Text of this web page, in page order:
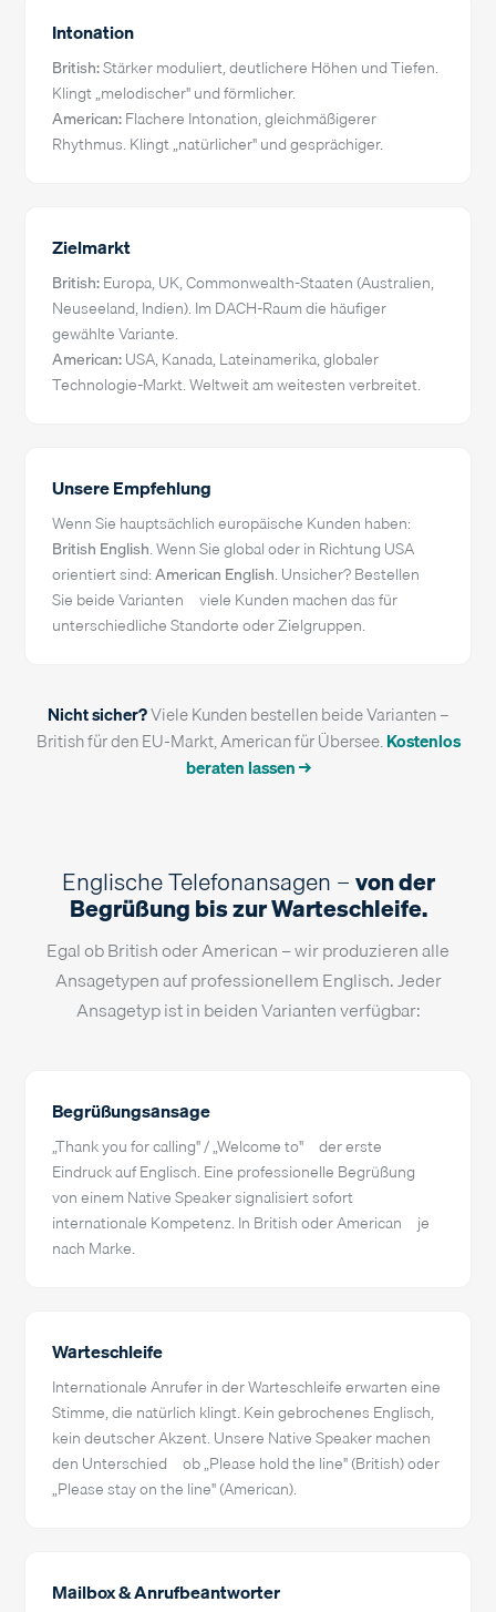
Intonation
British:Stärker moduliert, deutlichere Höhen und Tiefen.
Klingt „melodischer" und förmlicher.
American:Flachere Intonation, gleichmäßigerer
Rhythmus. Klingt „natürlicher" und gesprächiger.
Zielmarkt
British:Europa, UK, Commonwealth-Staaten (Australien,
Neuseeland, Indien). Im DACH-Raum die häufiger
gewählte Variante.
American:USA, Kanada, Lateinamerika, globaler
Technologie-Markt. Weltweit am weitesten verbreitet.
Unsere Empfehlung
Wenn Sie hauptsächlich europäische Kunden haben:
British English. Wenn Sie global oder in Richtung USA
orientiert sind:American English. Unsicher? Bestellen
Sie beide Varianten – viele Kunden machen das für
unterschiedliche Standorte oder Zielgruppen.
Nicht sicher?Viele Kunden bestellen beide Varianten –
British für den EU-Markt, American für Übersee.Kostenlos
beraten lassen →
Englische Telefonansagen –von der
Begrüßung bis zur Warteschleife.
Egal ob British oder American – wir produzieren alle
Ansagetypen auf professionellem Englisch. Jeder
Ansagetyp ist in beiden Varianten verfügbar:
Begrüßungsansage
„Thank you for calling" / „Welcome to" – der erste
Eindruck auf Englisch. Eine professionelle Begrüßung
von einem Native Speaker signalisiert sofort
internationale Kompetenz. In British oder American – je
nach Marke.
Warteschleife
Internationale Anrufer in der Warteschleife erwarten eine
Stimme, die natürlich klingt. Kein gebrochenes Englisch,
kein deutscher Akzent. Unsere Native Speaker machen
den Unterschied – ob „Please hold the line" (British) oder
„Please stay on the line" (American).
Mailbox & Anrufbeantworter